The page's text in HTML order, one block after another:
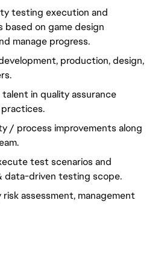
testing execution and
on game design
manage progress.
production, design,
in quality assurance
/ process improvements along
test scenarios and
data-driven testing scope.
risk assessment, management